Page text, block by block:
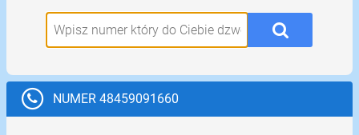
NUMER 48459091660